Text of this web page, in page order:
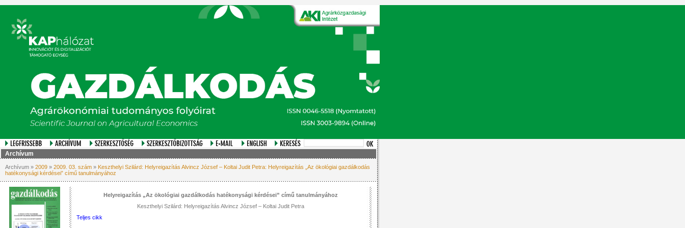
Archívum
Archívum » 2009 » 2009. 03. szám » Keszthelyi Szilárd: Helyreigazítás Alvincz József – Koltai Judit Petra: Helyreigazítás „Az ökológiai gazdálkodás
hatékonysági kérdései” című tanulmányához
Helyreigazítás „Az ökológiai gazdálkodás hatékonysági kérdései” című tanulmányához
Keszthelyi Szilárd: Helyreigazítás Alvincz József – Koltai Judit Petra
Teljes cikk